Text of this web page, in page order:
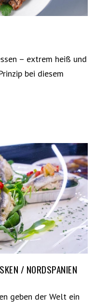
– extrem heiß und
bei diesem
/ NORDSPANIEN
geben der Welt ein